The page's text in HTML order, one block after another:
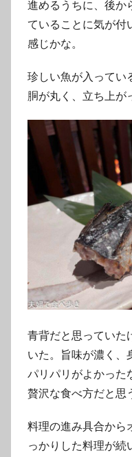
進めるうちに、後か
ていることに気が付
感じかな。
珍しい魚が入ってい
胴が丸く、立ち上が
青背だと思っていた
いた。旨味が濃く、
パリパリがよかった
贅沢な食べ方だと思
料理の進み具合から
っかりした料理が続